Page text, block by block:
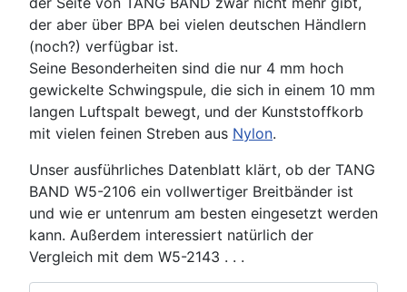
der aber über BPA bei vielen deutschen Händlern
(noch?) verfügbar ist.
Seine Besonderheiten sind die nur 4 mm hoch
gewickelte Schwingspule, die sich in einem 10 mm
langen Luftspalt bewegt, und der Kunststoffkorb
mit vielen feinen Streben aus Nylon.
Unser ausführliches Datenblatt klärt, ob der TANG
BAND W5-2106 ein vollwertiger Breitbänder ist
und wie er untenrum am besten eingesetzt werden
kann. Außerdem interessiert natürlich der
Vergleich mit dem W5-2143 . . .